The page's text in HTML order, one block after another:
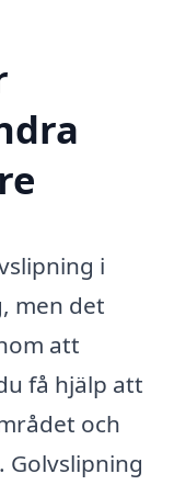
i
men det
att
få hjälp att
och